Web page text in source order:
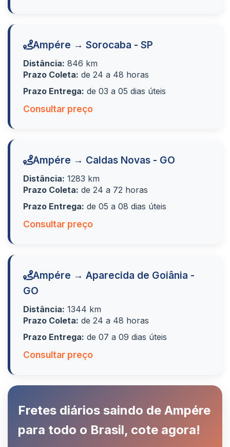
Ampére → Sorocaba - SP
Distância: 846 km
Prazo Coleta: de 24 a 48 horas
Prazo Entrega: de 03 a 05 dias úteis
Consultar preço
Ampére → Caldas Novas - GO
Distância: 1283 km
Prazo Coleta: de 24 a 72 horas
Prazo Entrega: de 05 a 08 dias úteis
Consultar preço
Ampére → Aparecida de Goiânia -
GO
Distância: 1344 km
Prazo Coleta: de 24 a 48 horas
Prazo Entrega: de 07 a 09 dias úteis
Consultar preço
Fretes diários saindo de Ampére
para todo o Brasil, cote agora!